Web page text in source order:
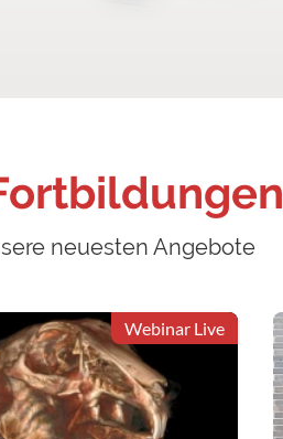
neuesten Angebote
Webinar Live